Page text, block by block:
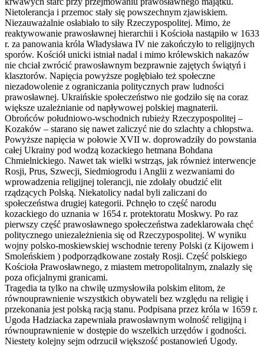
Nietolerancja i przemoc stały się powszechnym zjawiskiem.
Niezauważalnie osłabiało to siły Rzeczypospolitej. Mimo, że
reaktywowanie prawosławnej hierarchii i Kościoła nastąpiło w 1633
r. za panowania króla Władysława IV nie zakończyło to religijnych
sporów. Kościół unicki istniał nadal i mimo królewskich nakazów
nie chciał zwrócić prawosławnym bezprawnie zajętych świątyń i
klasztorów. Napięcia powyższe pogłębiało też społeczne
niezadowolenie z ograniczania politycznych praw ludności
prawosławnej. Ukraińskie społeczeństwo nie godziło się na coraz
większe uzależnianie od napływowej polskiej magnaterii.
Obrońców południowo-wschodnich rubieży Rzeczypospolitej –
Kozaków – starano się nawet zaliczyć nie do szlachty a chłopstwa.
Powyższe napięcia w połowie XVII w. doprowadziły do powstania
całej Ukrainy pod wodzą kozackiego hetmana Bohdana
Chmielnickiego. Nawet tak wielki wstrząs, jak również interwencje
Rosji, Prus, Szwecji, Siedmiogrodu i Anglii z wezwaniami do
wprowadzenia religijnej tolerancji, nie zdołały obudzić elit
rządzących Polską. Niekatolicy nadal byli zaliczani do
społeczeństwa drugiej kategorii. Pchnęło to część narodu
kozackiego do uznania w 1654 r. protektoratu Moskwy. Po raz
pierwszy część prawosławnego społeczeństwa zadeklarowała chęć
politycznego uniezależnienia się od Rzeczypospolitej. W wyniku
wojny polsko-moskiewskiej wschodnie tereny Polski (z Kijowem i
Smoleńskiem ) podporządkowane zostały Rosji. Część polskiego
Kościoła Prawosławnego, z miastem metropolitalnym, znalazły się
poza oficjalnymi granicami.
Tragedia ta tylko na chwilę uzmysłowiła polskim elitom, że
równouprawnienie wszystkich obywateli bez względu na religię i
przekonania jest polską racją stanu. Podpisana przez króla w 1659 r.
Ugoda Hadziacka zapewniała prawosławnym wolność religijną i
równouprawnienie w dostępie do wszelkich urzędów i godności.
Niestety kolejny sejm odrzucił większość postanowień Ugody.